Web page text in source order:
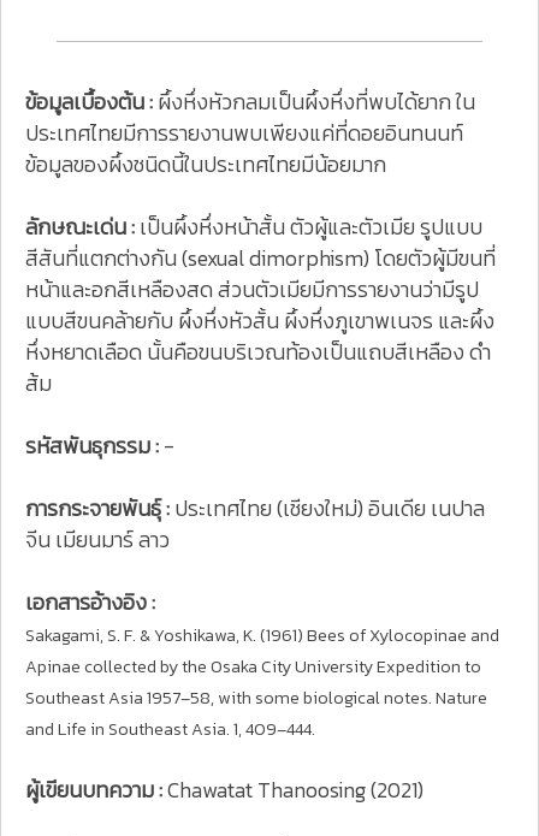
ข้อมูลเบื้องต้น :ผึ้งหึ่งหัวกลมเป็นผึ้งหึ่งที่พบได้ยาก ใน
ประเทศไทยมีการรายงานพบเพียงแค่ที่ดอยอินทนนท์
ข้อมูลของผึ้งชนิดนี้ในประเทศไทยมีน้อยมาก
ลักษณะเด่น :เป็นผึ้งหึ่งหน้าสั้น ตัวผู้และตัวเมีย รูปแบบ
สีสันที่แตกต่างกัน (sexual dimorphism) โดยตัวผู้มีขนที่
หน้าและอกสีเหลืองสด ส่วนตัวเมียมีการรายงานว่ามีรูป
แบบสีขนคล้ายกับ ผึ้งหึ่งหัวสั้น ผึ้งหึ่งภูเขาพเนจร และผึ้ง
หึ่งหยาดเลือด นั้นคือขนบริเวณท้องเป็นแถบสีเหลือง ดำ
ส้ม
รหัสพันธุกรรม :-
การกระจายพันธุ์ :ประเทศไทย (เชียงใหม่) อินเดีย เนปาล
จีน เมียนมาร์ ลาว
เอกสารอ้างอิง :
Sakagami, S. F. & Yoshikawa, K. (1961) Bees of Xylocopinae and
Apinae collected by the Osaka City University Expedition to
Southeast Asia 1957–58, with some biological notes. Nature
and Life in Southeast Asia. 1, 409–444.
ผู้เขียนบทความ :Chawatat Thanoosing (2021)